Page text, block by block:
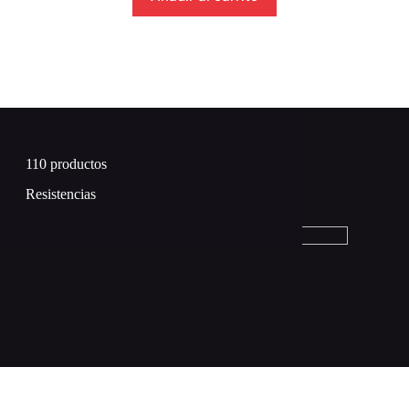
110 productos
Resistencias